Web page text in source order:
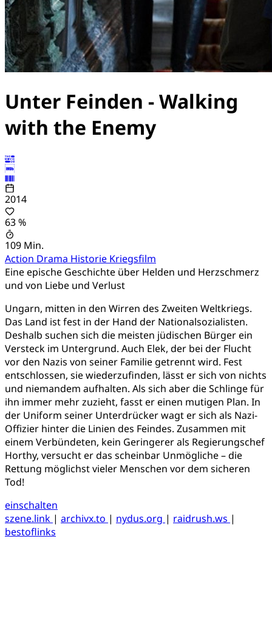
Unter Feinden - Walking
with the Enemy
2014
63 %
109 Min.
Action Drama Historie Kriegsfilm
Eine epische Geschichte über Helden und Herzschmerz
und von Liebe und Verlust
Ungarn, mitten in den Wirren des Zweiten Weltkriegs.
Das Land ist fest in der Hand der Nationalsozialisten.
Deshalb suchen sich die meisten jüdischen Bürger ein
Versteck im Untergrund. Auch Elek, der bei der Flucht
vor den Nazis von seiner Familie getrennt wird. Fest
entschlossen, sie wiederzufinden, lässt er sich von nichts
und niemandem aufhalten. Als sich aber die Schlinge für
ihn immer mehr zuzieht, fasst er einen mutigen Plan. In
der Uniform seiner Unterdrücker wagt er sich als Nazi-
Offizier hinter die Linien des Feindes. Zusammen mit
einem Verbündeten, kein Geringerer als Regierungschef
Horthy, versucht er das scheinbar Unmögliche – die
Rettung möglichst vieler Menschen vor dem sicheren
Tod!
einschalten
szene.link | archivx.to | nydus.org | raidrush.ws |
bestoflinks